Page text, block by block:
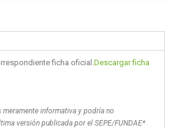
ficha oficial.Descargar ficha
meramente informativa y podría no
versión publicada por el SEPE/FUNDAE*